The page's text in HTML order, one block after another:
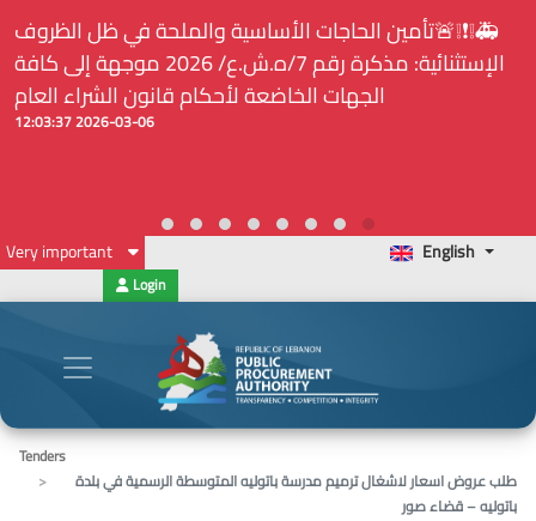
⚠️... ويكون النشر إلزامياً على المنصة الإلكترونيّة المركزيّة
لدى هيئة الشراء العام... الخ. (المادة 109 : الشفافية)
2026-02-24 13:48:11
Very important English
Login
Tenders
طلب عروض اسعار لاشغال ترميم مدرسة باتوليه المتوسطة الرسمية في بلدة
باتوليه – قضاء صور